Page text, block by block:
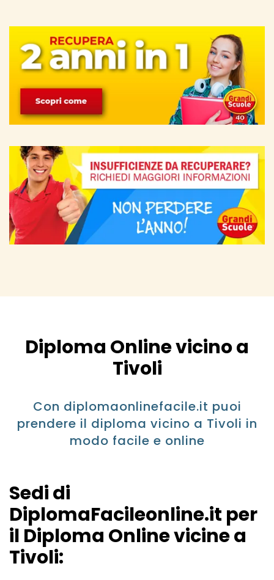
Diploma Online vicino a
Tivoli
Con diplomaonlinefacile.it puoi
prendere il diploma vicino a Tivoli in
modo facile e online
Sedi di
DiplomaFacileonline.it per
il Diploma Online vicine a
Tivoli: